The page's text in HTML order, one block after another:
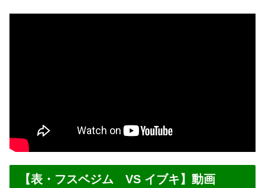
【表・フスベジム VS イブキ】動画